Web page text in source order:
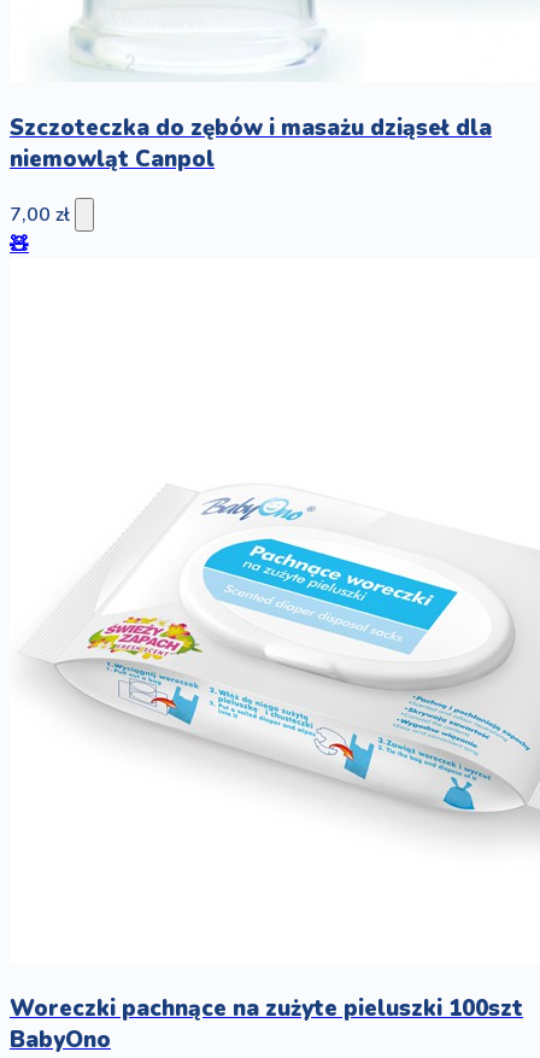
Szczoteczka do zębów i masażu dziąseł dla
niemowląt Canpol
7,00 zł
🧸
Woreczki pachnące na zużyte pieluszki 100szt
BabyOno